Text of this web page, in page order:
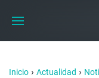
Inicio › Actualidad ›